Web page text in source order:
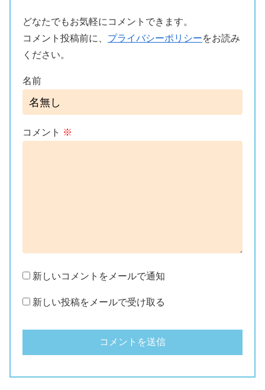
どなたでもお気軽にコメントできます。
コメント投稿前に、 プライバシーポリシーをお読み
ください。
名前
コメント ※
新しいコメントをメールで通知
新しい投稿をメールで受け取る